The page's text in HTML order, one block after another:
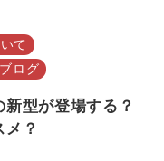
て
ログ
新型が登場する？
？